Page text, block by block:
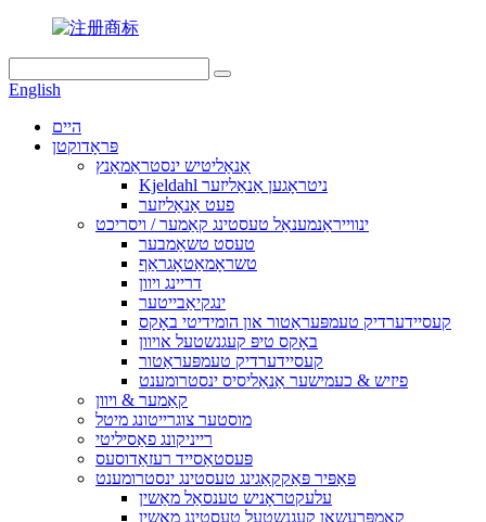
English
היים
פּראָדוקטן
אַנאַליטיש ינסטראַמאַנץ
Kjeldahl ניטראָגען אַנאַליזער
פעט אַנאַליזער
ינווייראַנמענאַל טעסטינג קאַמער / ויסריכט
טעסט טשאַמבער
טשראָמאַטאָגראַף
דריינג ויוון
ינגקיאַבייטער
קעסיידערדיק טעמפּעראַטור און הומידיטי באָקס
באָקס טיפּ קעגנשטעל אויוון
קעסיידערדיק טעמפּעראַטור
פיזיש & כעמישער אַנאַליסיס ינסטרומענט
קאַמער & ויוון
מוסטער צוגרייטונג מיטל
רייניקונג פאַסיליטי
פּעסטאַסייד רעזאַדוסעס
פּאַפּיר פּאַקקאַגינג טעסטינג ינסטרומענט
עלעקטראָניש טענסאַל מאַשין
קאַמפּרעשאַן קעגנשטעל טעסטינג מאַשין